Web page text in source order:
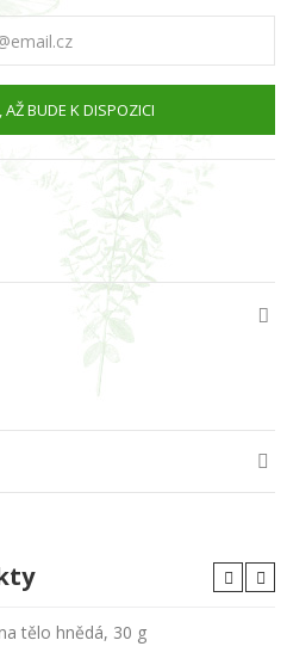
AŽ BUDE K DISPOZICI
tělo hnědá, 30 g